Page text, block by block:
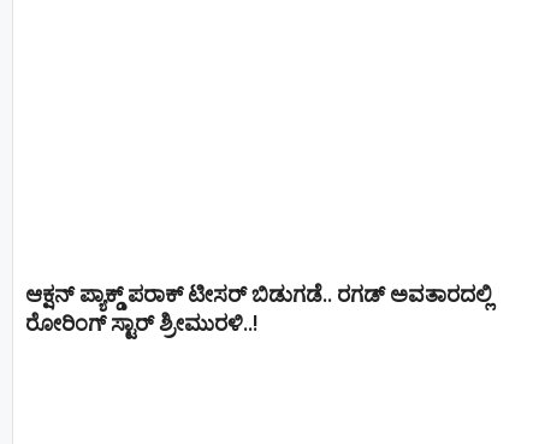
ಆಕ್ಷನ್ ಪ್ಯಾಕ್ಡ್ ಪರಾಕ್ ಟೀಸರ್ ಬಿಡುಗಡೆ.. ರಗಡ್ ಅವತಾರದಲ್ಲಿ
ರೋರಿಂಗ್ ಸ್ಟಾರ್ ಶ್ರೀಮುರಳಿ..!